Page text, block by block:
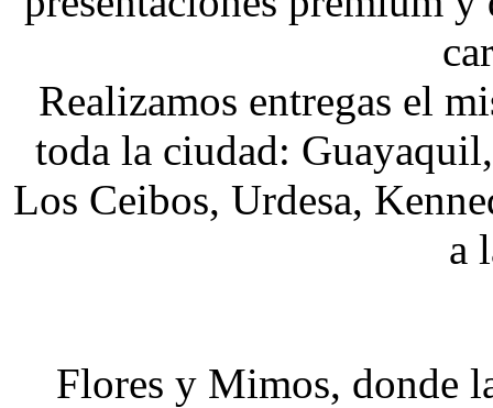
Realizamos entregas el
toda la ciudad:
Los Ceibos, Urdesa,
a
Flores y Mimos, donde